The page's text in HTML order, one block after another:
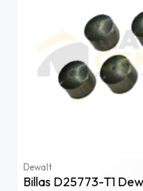
Dewalt
Billas D25773-T1